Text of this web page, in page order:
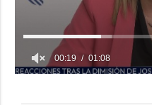
00:19 01:08